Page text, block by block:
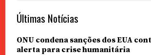
Últimas Notícias
ONU condena sanções dos EUA
alerta para crise humanitária